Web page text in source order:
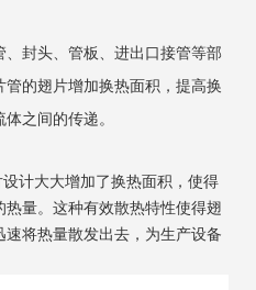
封头、管板、进出口接管等部
的翅片增加换热面积，提高换
之间的传递。
计大大增加了换热面积，使得
量。这种有效散热特性使得翅
将热量散发出去，为生产设备